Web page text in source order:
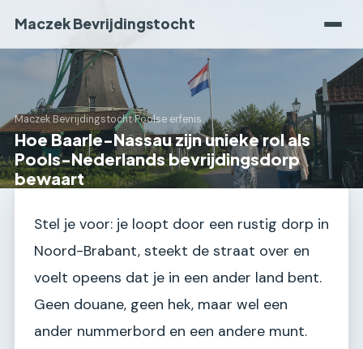
Maczek Bevrijdingstocht
Maczek Bevrijdingstocht›Poolse erfenis
Hoe Baarle-Nassau zijn unieke rol als
Pools-Nederlands bevrijdingsdorp
bewaart
Stel je voor: je loopt door een rustig dorp in
Noord-Brabant, steekt de straat over en
voelt opeens dat je in een ander land bent.
Geen douane, geen hek, maar wel een
ander nummerbord en een andere munt.